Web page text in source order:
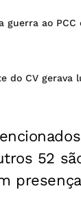
guerra ao
do CV gerava
52